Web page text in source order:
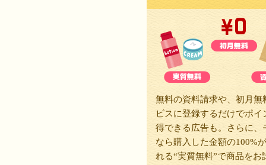
無料の資料請求や、初月無
ビスに登録するだけでポイ
得できる広告も。さらに、
なら購入した金額の100%
れる“実質無料”で商品をお